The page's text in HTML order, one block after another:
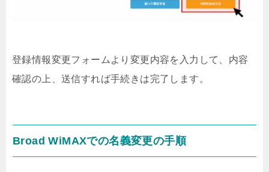
登録情報変更フォームより変更内容を入力して、内容
確認の上、送信すれば手続きは完了します。
Broad WiMAXでの名義変更の手順